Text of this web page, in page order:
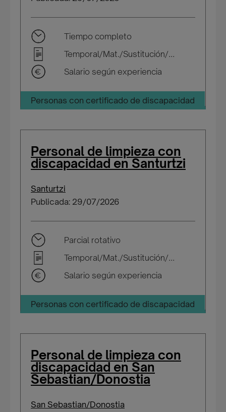
Tiempo completo
Temporal/Mat./Sustitución/...
Salario según experiencia
Personas con certificado de discapacidad
Personal de limpieza con
discapacidad en Santurtzi
Santurtzi
Publicada: 29/07/2026
Parcial rotativo
Temporal/Mat./Sustitución/...
Salario según experiencia
Personas con certificado de discapacidad
Personal de limpieza con
discapacidad en San
Sebastian/Donostia
San Sebastian/Donostia